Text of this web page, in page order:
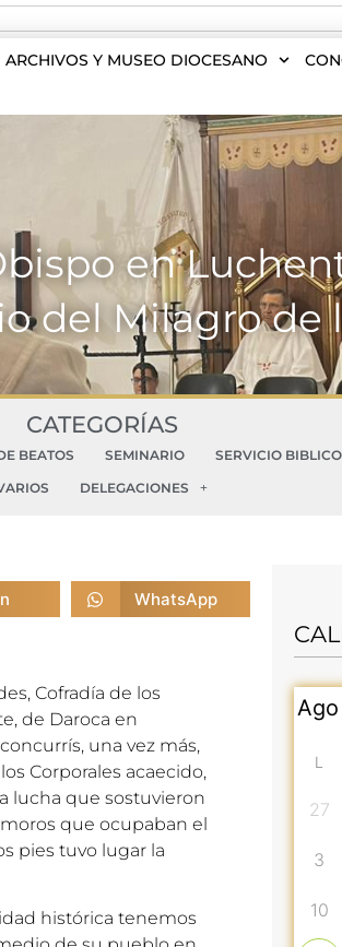
ARCHIVOS Y MUSEO DIOCESANO
en
del Milagro de
CATEGORÍAS
BEATOS SEMINARIO SERVICIO BIBLICO
DELEGACIONES
WhatsApp
Cofradía de los
de Daroca en
una vez más,
Corporales acaecido,
lucha que sostuvieron
que ocupaban el
pies tuvo lugar la
histórica tenemos
L
27
3
10